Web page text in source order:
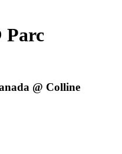
Parc
@ Colline